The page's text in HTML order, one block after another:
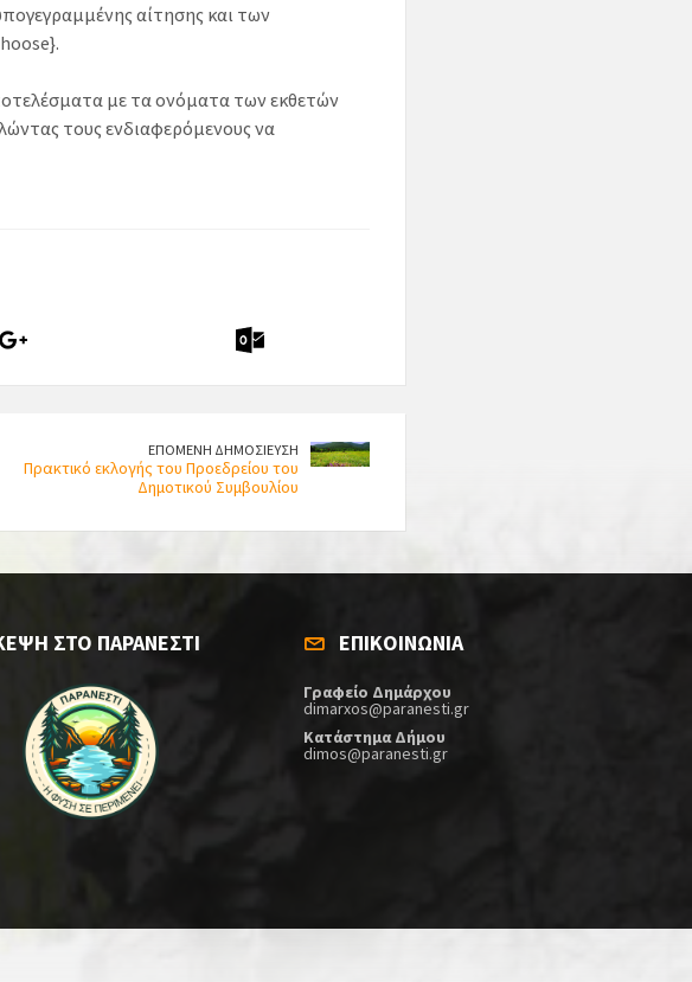
αίτησης και των
με τα ονόματα των εκθετών
τους ενδιαφερόμενους να
ΕΠΟΜΕΝΗ ΔΗΜΟΣΙΕΥΣΗ
Πρακτικό εκλογής του Προεδρείου του
Δημοτικού Συμβουλίου
ΣΤΟ ΠΑΡΑΝΕΣΤΙ ΕΠΙΚΟΙΝΩΝΙΑ
Γραφείο Δημάρχου
dimarxos@paranesti.gr
Κατάστημα Δήμου
dimos@paranesti.gr